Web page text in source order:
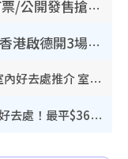
人夫集團｜Klook套票/優先訂票/公開發售搶飛攻略！附票價.購票連結.場地座位表
BIGBANG演唱會2026｜11月香港啟德開3場！實名制VIP申請、優先購票攻略
香港室內好去處｜逾35大歎冷氣室內好去處推介 室內活動免費避雨無懼落雨
唱K推介2026︱全港13大卡啦OK好去處！最平$36起 日文K都有！(附地址+收費詳情)